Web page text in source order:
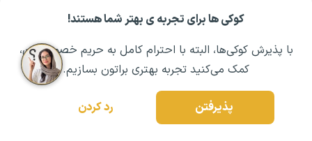
کوکی ها برای تجربه ی بهتر شما هستند!
با پذیرش کوکی‌ها، البته با احترام کامل به حریم خصوصیتون،
کمک می‌کنید تجربه بهتری براتون بسازیم.
پذیرفتن رد کردن
مشــاوره اولیه رایگان: ۰۲۱ ۴۳۰۰۰ ۰۲۱ رزرو مشاوره تخصصی به قلمخاطره محمدی
فعالیتم در طول چند سال گذشته، در
موسسه مهاجرتی گوتوتی آر، در راستای
تولید محتوای تخصصی مهاجرت در
زمینه‌های مختلف مانند تحصیل در
خارج از کشور، مهاجرت و مفاهیم اولیه